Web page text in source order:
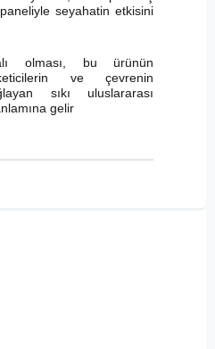
seyahatin etkisini
olması, bu ürünün
ve çevrenin
sıkı uluslararası
gelir